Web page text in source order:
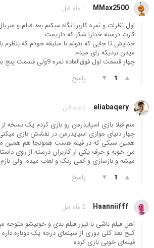
MMax2500 1 ماه قبل
اول نظرات و نمره کاربرا نگاه میکنم بعد فیلم و
کارت درسته خدارا شکر که داریمت
خدایش تا جایی که بتونم با سلیقه خودم که بنظرم
میدن نزدیکه رای میدم
چهار قسمت اول فوق‌العاده نمره 9ولی قسمت پنج به بعد نمره من6
▲
1
▼ پاسخ
eliabaqery 2 ماه قبل
منم قبلا بازی اسپایدرمن رو بازی کردم یک نسخه
چهار دنیای موازی اسپایدرمن در نقشش بازی
همین سبکی که در فیلم هست همونجا هم همین
من خوبه و حرف یکی از کاربران درسته از روی
میشه و بازسازی و کمی رنگ و لعاب میده. ولی بازم
▲
1
▼ پاسخ
Haanniifff 2 ماه قبل
اهل فیلم باشی با تیزر فیلم بدی و خوبیشو
کیج بعد کلی دوری از سینمای درجه یک دوباره داره
فیلمای خوبی بازی کرده